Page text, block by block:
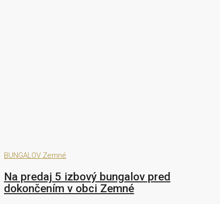
BUNGALOV Zemné
Na predaj 5 izbový bungalov pred
dokončením v obci Zemné